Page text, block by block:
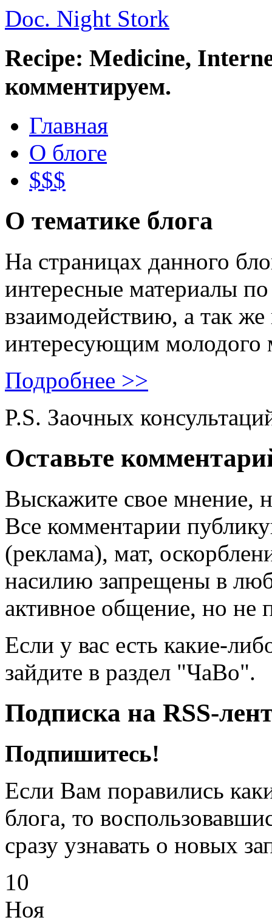
Doc. Night Stork
Recipe: Medicine,
комментируем.
Главная
О блоге
$$$
О тематике блога
На страницах данного
интересные материалы
взаимодействию, а так
интересующим молодого
Подробнее >>
P.S. Заочных
Оставьте
Выскажите свое мнение,
Все комментарии
(реклама), мат,
насилию запрещены в
активное общение, но не
Если у вас есть какие-
зайдите в раздел "ЧаВо".
Подписка на RSS-
Подпишитесь!
Если Вам поравились
блога, то
сразу узнавать о новых
10
Ноя